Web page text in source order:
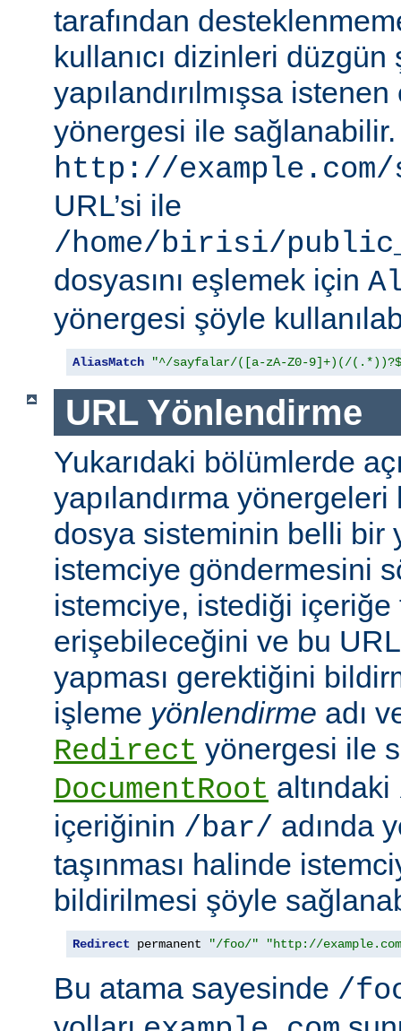
tarafından
kullanıcı dizinleri düzgün
yapılandırılmışsa
yönergesi ile
http://
URL’si ile
/home/birisi/
dosyasını eşlemek için
yönergesi şöyle
AliasMatch "^/sayfalar/([a-zA-Z0-9]+)(/
URL Yönlendirme
Yukarıdaki bölümlerde
yapılandırma yönergeleri
dosya sisteminin belli bir
istemciye göndermesini
istemciye, istediği içeriğe
erişebileceğini ve bu
yapması gerektiğini
işleme yönlendirme adı
Redirect yönergesi ile
DocumentRoot altındaki
içeriğinin /bar/ adında
taşınması halinde
bildirilmesi şöyle
Redirect permanent "/foo/" "http://
Bu atama sayesinde /